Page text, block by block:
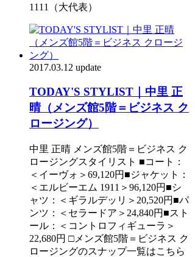
1111（大代表）
2017.03.12 update
TODAY'S STYLIST｜中里 正
晴（メンズ館5階＝ビジネス ク
ロージング）
中里 正晴 メンズ館5階＝ビジネス ク
ロージングスタイリスト ■コート：
＜イーヴォ＞69,120円■ジャケット：
＜エルビーエム 1911＞96,120円■シ
ャツ：＜ギラルデッリ＞20,520円■パ
ンツ：＜セラードア＞24,840円■スト
ール：＜コントロフィギューラ＞
22,680円 □メンズ館5階＝ビジネス ク
ロージングのスナップ一覧はこちら